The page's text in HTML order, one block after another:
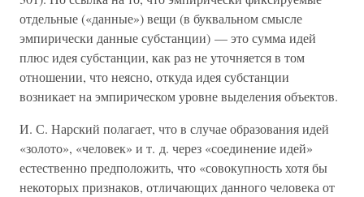
отдельные («данные») вещи (в буквальном смысле
эмпирически данные субстанции) — это сумма идей
плюс идея субстанции, как раз не уточняется в том
отношении, что неясно, откуда идея субстанции
возникает на эмпирическом уровне выделения объектов.
И. С. Нарский полагает, что в случае образования идей
«золото», «человек» и т. д. через «соединение идей»
естественно предположить, что «совокупность хотя бы
некоторых признаков, отличающих данного человека от